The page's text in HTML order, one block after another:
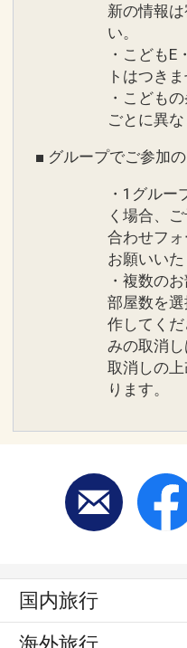
新の情報
い。
・こども
トはつきま
・こども
ごとに異な
■ グループでご参加
・1グルー
く場合、
合わせフ
お願いいた
・複数の
部屋数を
作してく
みの取消
取消しの
ります。
国内旅行